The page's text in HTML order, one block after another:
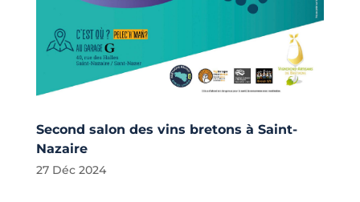
Second salon des vins bretons à Saint-
Nazaire
27 Déc 2024